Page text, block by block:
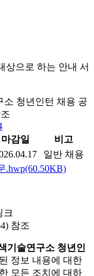
상으로 하는 안내 서
청년인턴 채용 공
마감일
비고
일반 채용
.hwp(60.50KB)
크
참조
기술연구소 청년인
정보 내용에 대한
모든 조치에 대하